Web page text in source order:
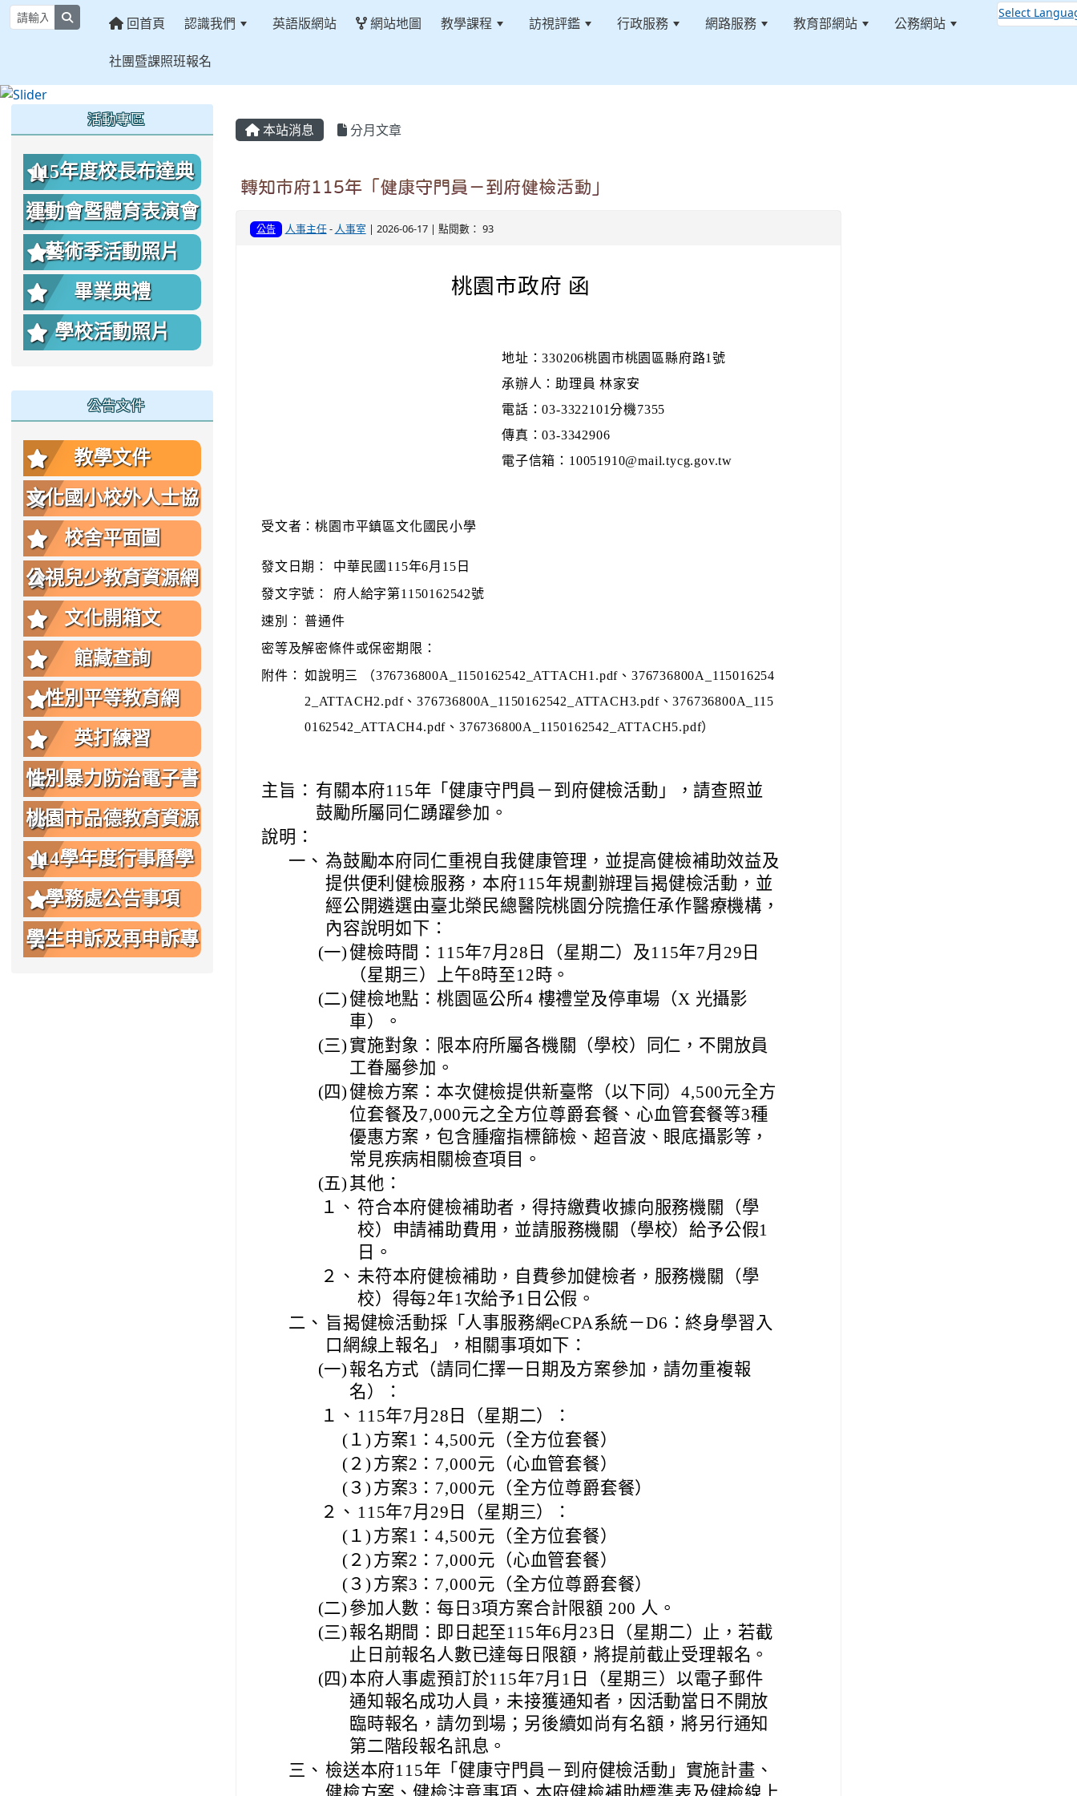
回首頁 認識我們 英語版網站 網站地圖 教學課程 訪視評鑑 行政服務 網路服務 教育部網站 公務網站
社團暨課照班報名
Select
本站消息 分月文章
轉知市府115年「健康守門員－到府健檢活動」
公告 人事主任- 人事室 | 2026-06-17 | 點閱數： 93
桃園市政府 函
地址：330206桃園市桃園區縣府路1號
承辦人：助理員 林家安
電話：03-3322101分機7355
傳真：03-3342906
電子信箱：10051910@mail.tycg.gov.tw
受文者：桃園市平鎮區文化國民小學
發文日期：
中華民國115年6月15日
發文字號：
府人給字第1150162542號
速別： 普通件
密等及解密條件或保密期限：
附件： 如說明三 （376736800A_1150162542_ATTACH1.pdf、376736800A_115016254
2_ATTACH2.pdf、376736800A_1150162542_ATTACH3.pdf、376736800A_115
0162542_ATTACH4.pdf、376736800A_1150162542_ATTACH5.pdf）
主旨： 有關本府115年「健康守門員－到府健檢活動」，請查照並
鼓勵所屬同仁踴躍參加。
說明：
一、 為鼓勵本府同仁重視自我健康管理，並提高健檢補助效益及
提供便利健檢服務，本府115年規劃辦理旨揭健檢活動，並
經公開遴選由臺北榮民總醫院桃園分院擔任承作醫療機構，
內容說明如下：
(一)健檢時間：115年7月28日（星期二）及115年7月29日
（星期三）上午8時至12時。
(二)健檢地點：桃園區公所4 樓禮堂及停車場（X 光攝影
車）。
(三) 實施對象：限本府所屬各機關（學校）同仁，不開放員
工眷屬參加。
(四)健檢方案：本次健檢提供新臺幣（以下同）4,500元全方
位套餐及7,000元之全方位尊爵套餐、心血管套餐等3種
優惠方案，包含腫瘤指標篩檢、超音波、眼底攝影等，
常見疾病相關檢查項目。
(五) 其他：
１、 符合本府健檢補助者，得持繳費收據向服務機關（學
校）申請補助費用，並請服務機關（學校）給予公假1
日。
２、 未符本府健檢補助，自費參加健檢者，服務機關（學
校）得每2年1次給予1日公假。
二、 旨揭健檢活動採「人事服務網eCPA系統－D6：終身學習入
口網線上報名」，相關事項如下：
(一) 報名方式（請同仁擇一日期及方案參加，請勿重複報
名）：
１、 115年7月28日（星期二）：
(１) 方案1：4,500元（全方位套餐）
(２) 方案2：7,000元（心血管套餐）
(３) 方案3：7,000元（全方位尊爵套餐）
２、 115年7月29日（星期三）：
(１) 方案1：4,500元（全方位套餐）
(２) 方案2：7,000元（心血管套餐）
(３) 方案3：7,000元（全方位尊爵套餐）
(二) 參加人數：每日3項方案合計限額 200 人。
(三) 報名期間：即日起至115年6月23日（星期二）止，若截
止日前報名人數已達每日限額，將提前截止受理報名。
(四) 本府人事處預訂於115年7月1日（星期三）以電子郵件
通知報名成功人員，未接獲通知者，因活動當日不開放
臨時報名，請勿到場；另後續如尚有名額，將另行通知
第二階段報名訊息。
三、 檢送本府115年「健康守門員－到府健檢活動」實施計畫、
活動專區
115年度校長布達典
禮照片
運動會暨體育表演會
照片
藝術季活動照片
畢業典禮
學校活動照片
公告文件
教學文件
文化國小校外人士協
助教學或活動要點
校舍平面圖
公視兒少教育資源網
文化開箱文
館藏查詢
性別平等教育網
英打練習
性別暴力防治電子書
桃園市品德教育資源
網
114學年度行事曆學
生版
學務處公告事項
學生申訴及再申訴專